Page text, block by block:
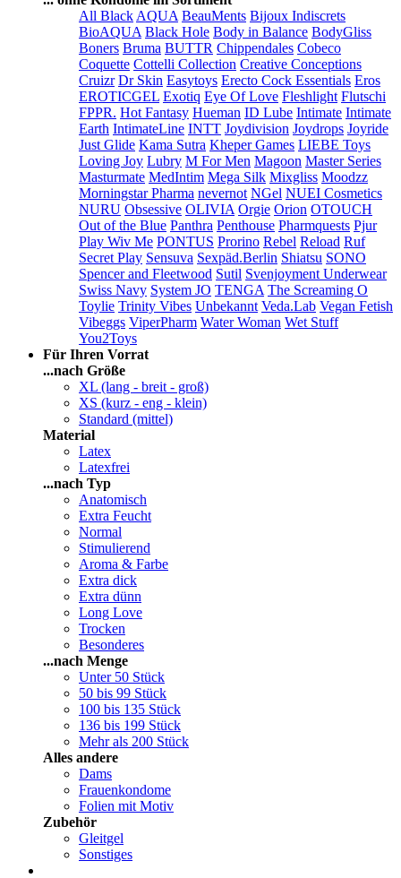
All Black AQUA BeauMents Bijoux Indiscrets
BioAQUA Black Hole Body in Balance BodyGliss
Boners Bruma BUTTR Chippendales Cobeco
Coquette Cottelli Collection Creative Conceptions
Cruizr Dr Skin Easytoys Erecto Cock Essentials Eros
EROTICGEL Exotiq Eye Of Love Fleshlight Flutschi
FPPR. Hot Fantasy Hueman ID Lube Intimate Intimate
Earth IntimateLine INTT Joydivision Joydrops Joyride
Just Glide Kama Sutra Kheper Games LIEBE Toys
Loving Joy Lubry M For Men Magoon Master Series
Masturmate MedIntim Mega Silk Mixgliss Moodzz
Morningstar Pharma nevernot NGel NUEI Cosmetics
NURU Obsessive OLIVIA Orgie Orion OTOUCH
Out of the Blue Panthra Penthouse Pharmquests Pjur
Play Wiv Me PONTUS Prorino Rebel Reload Ruf
Secret Play Sensuva Sexpäd.Berlin Shiatsu SONO
Spencer and Fleetwood Sutil Svenjoyment Underwear
Swiss Navy System JO TENGA The Screaming O
Toylie Trinity Vibes Unbekannt Veda.Lab Vegan Fetish
Vibeggs ViperPharm Water Woman Wet Stuff
You2Toys
Für Ihren Vorrat
...nach Größe
XL (lang - breit - groß)
XS (kurz - eng - klein)
Standard (mittel)
Material
Latex
Latexfrei
...nach Typ
Anatomisch
Extra Feucht
Normal
Stimulierend
Aroma & Farbe
Extra dick
Extra dünn
Long Love
Trocken
Besonderes
...nach Menge
Unter 50 Stück
50 bis 99 Stück
100 bis 135 Stück
136 bis 199 Stück
Mehr als 200 Stück
Alles andere
Dams
Frauenkondome
Folien mit Motiv
Zubehör
Gleitgel
Sonstiges